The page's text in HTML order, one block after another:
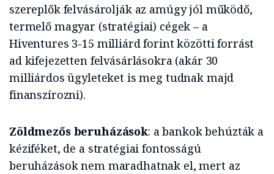
szereplők felvásárolják az amúgy jól működő,
termelő magyar (stratégiai) cégek – a
Hiventures 3-15 milliárd forint közötti forrást
ad kifejezetten felvásárlásokra (akár 30
milliárdos ügyleteket is meg tudnak majd
finanszírozni).
Zöldmezős beruházások: a bankok behúzták a
kéziféket, de a stratégiai fontosságú
beruházások nem maradhatnak el, mert az